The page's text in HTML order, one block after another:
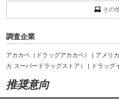
その
調査企業
アカカベ（ドラッグアカカベ） | アメリ
カ スーパードラッグストア） | ドラッグ
推奨意向